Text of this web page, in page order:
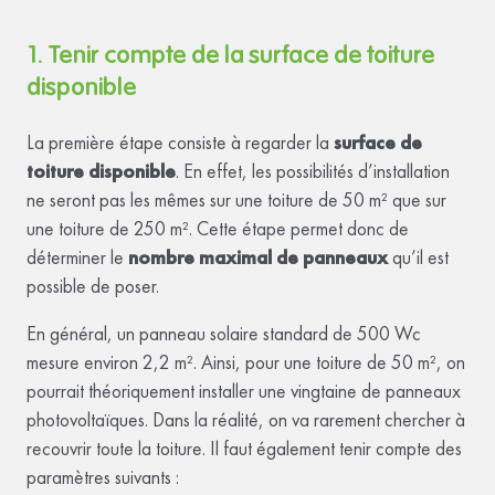
1. Tenir compte de la surface de toiture
disponible
La première étape consiste à regarder la surface de
toiture disponible. En effet, les possibilités d’installation
ne seront pas les mêmes sur une toiture de 50 m² que sur
une toiture de 250 m². Cette étape permet donc de
déterminer le nombre maximal de panneauxqu’il est
possible de poser.
En général, un panneau solaire standard de 500 Wc
mesure environ 2,2 m². Ainsi, pour une toiture de 50 m², on
pourrait théoriquement installer une vingtaine de panneaux
photovoltaïques. Dans la réalité, on va rarement chercher à
recouvrir toute la toiture. Il faut également tenir compte des
paramètres suivants :